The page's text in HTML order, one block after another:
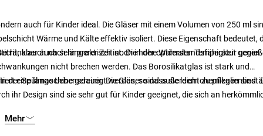
auch für Kinder ideal. Die Gläser mit einem Volumen von 250 ml
Wärme und Kälte effektiv isoliert. Diese Eigenschaft bedeutet,
auch nach längerer Zeit noch in der optimalen Temperatur
aber auch sehr praktisch ist. Die hohe Widerstandsfähigkeit gegen
nicht brechen werden. Das Borosilikatglas ist stark und
eine lange Lebensdauer. Die Gläser sind außerdem
der Spülmaschine gereinigt werden, so dass sie leicht zu pflegen sind.
ihr Design sind sie sehr gut für Kinder geeignet, die sich an
Mehr